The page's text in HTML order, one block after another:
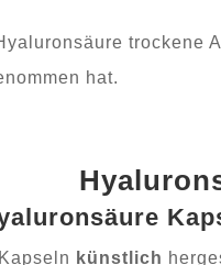
hat.
künstlich